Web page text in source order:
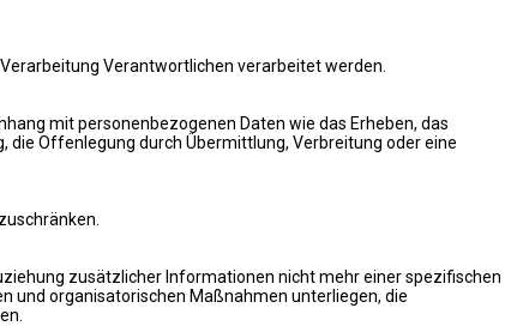
Verantwortlichen verarbeitet werden.
mit personenbezogenen Daten wie das Erheben, das
die Offenlegung durch Übermittlung, Verbreitung oder eine
zusätzlicher Informationen nicht mehr einer spezifischen
und organisatorischen Maßnahmen unterliegen, die